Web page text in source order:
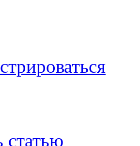
статью